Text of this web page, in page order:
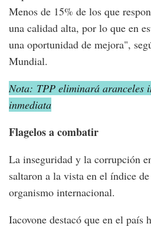
Menos de 15% de los que
una calidad alta, por lo que en
una oportunidad de mejora",
Mundial.
Nota: TPP eliminará aranceles
inmediata
Flagelos a combatir
La inseguridad y la corrupción
saltaron a la vista en el índice
organismo internacional.
Iacovone destacó que en el país